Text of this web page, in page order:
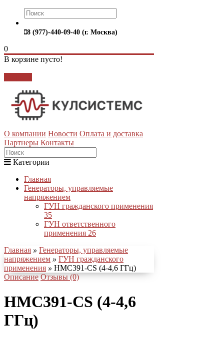
8 (977)-440-09-40 (г. Москва)
0
В корзине пусто!
О компании Новости Оплата и доставка
Партнеры Контакты
Категории
Главная
Генераторы, управляемые
напряжением
ГУН гражданского применения
35
ГУН ответственного
применения 26
Главная » Генераторы, управляемые
напряжением » ГУН гражданского
применения » HMC391-CS (4-4,6 ГГц)
Описание Отзывы (0)
HMC391-CS (4-4,6
ГГц)